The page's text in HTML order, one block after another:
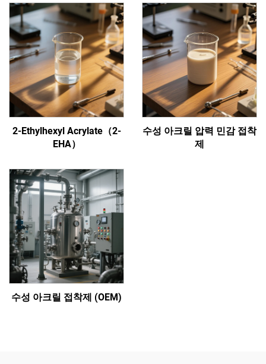
2-Ethylhexyl Acrylate（2-
EHA）
수성 아크릴 압력 민감 접착
제
수성 아크릴 접착제 (OEM)